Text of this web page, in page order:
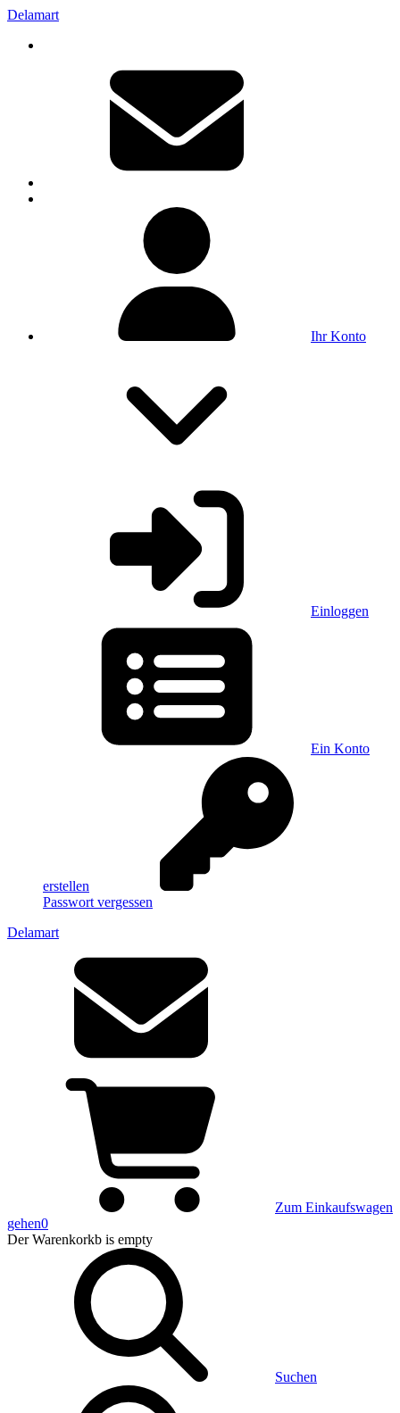
Delamart
Ihr Konto
Einloggen
Ein Konto
erstellen
Passwort vergessen
Delamart
Zum Einkaufswagen
gehen0
Der Warenkorkb is empty
Suchen